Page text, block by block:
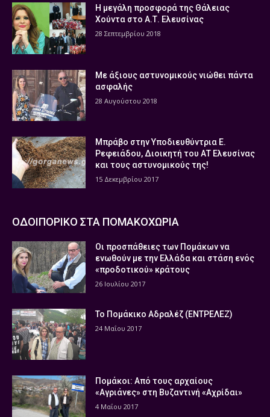
Η μεγάλη προσφορά της Θάλειας
Χούντα στο Α.Τ. Ελευσίνας
28 Σεπτεμβρίου 2018
Με άξιους αστυνομικούς νιώθει πάντα
ασφαλής
28 Αυγούστου 2018
Μπράβο στην Υποδιευθύντρια Ε.
Ρεφειάδου, Διοικητή του ΑΤ Ελευσίνας
και τους αστυνομικούς της!
15 Δεκεμβρίου 2017
ΟΔΟΙΠΟΡΙΚΟ ΣΤΑ ΠΟΜΑΚΟΧΩΡΙΑ
Οι προσπάθειες των Πομάκων να
ενωθούν με την Ελλάδα και στάση ενός
«προδοτικού» κράτους
26 Ιουλίου 2017
Το Πομάκικο Αδραλέζ (ΕΝΤΡΕΛΕΖ)
24 Μαΐου 2017
Πομάκοι: Από τους αρχαίους
«Αγριάνες» στη Βυζαντινή «Αχρίδαι»
4 Μαΐου 2017